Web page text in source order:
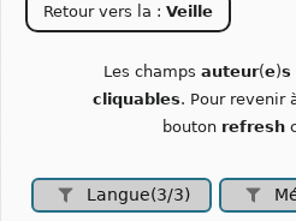
Retour vers la : Veille
Les champs auteur(e)s
cliquables. Pour revenir
bouton refresh
Langue(3/3)